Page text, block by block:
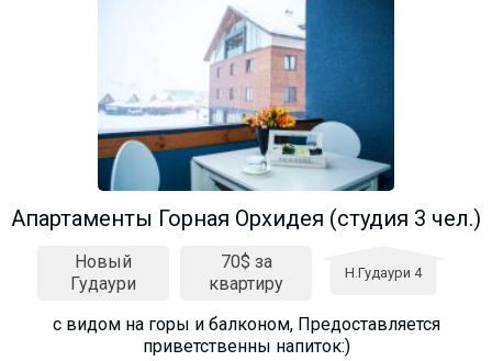
Апартаменты Горная Орхидея (студия 3 чел.)
Новый
Гудаури
70$ за
квартиру
Н.Гудаури 4
с видом на горы и балконом, Предоставляется
приветственны напиток:)